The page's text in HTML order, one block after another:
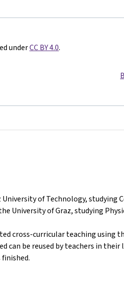
underCC BY 4.0.
of Technology, studying
University of Graz, studying
cross-curricular teaching using
can be reused by teachers in their